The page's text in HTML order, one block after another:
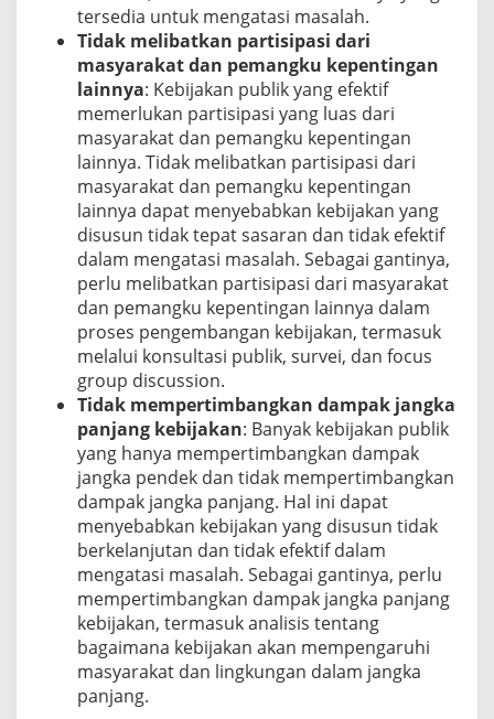
tersedia untuk mengatasi masalah.
Tidak melibatkan partisipasi dari
masyarakat dan pemangku kepentingan
lainnya: Kebijakan publik yang efektif
memerlukan partisipasi yang luas dari
masyarakat dan pemangku kepentingan
lainnya. Tidak melibatkan partisipasi dari
masyarakat dan pemangku kepentingan
lainnya dapat menyebabkan kebijakan yang
disusun tidak tepat sasaran dan tidak efektif
dalam mengatasi masalah. Sebagai gantinya,
perlu melibatkan partisipasi dari masyarakat
dan pemangku kepentingan lainnya dalam
proses pengembangan kebijakan, termasuk
melalui konsultasi publik, survei, dan focus
group discussion.
Tidak mempertimbangkan dampak jangka
panjang kebijakan: Banyak kebijakan publik
yang hanya mempertimbangkan dampak
jangka pendek dan tidak mempertimbangkan
dampak jangka panjang. Hal ini dapat
menyebabkan kebijakan yang disusun tidak
berkelanjutan dan tidak efektif dalam
mengatasi masalah. Sebagai gantinya, perlu
mempertimbangkan dampak jangka panjang
kebijakan, termasuk analisis tentang
bagaimana kebijakan akan mempengaruhi
masyarakat dan lingkungan dalam jangka
panjang.